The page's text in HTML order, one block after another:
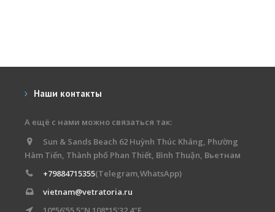
Наши контакты
А ещё с нами можно связаться так:
Sun & Sands Beach 62 Huỳnh Thúc Kháng, Phường
Hàm Tiến, Thành phố Phan Thiết, Bình Thuận, Вьетнам
+79884715355(Telegram,WhatsApp)
vietnam@vetratoria.ru